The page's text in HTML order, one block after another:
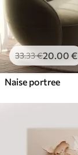
33.33€20.00 €
Naise portree